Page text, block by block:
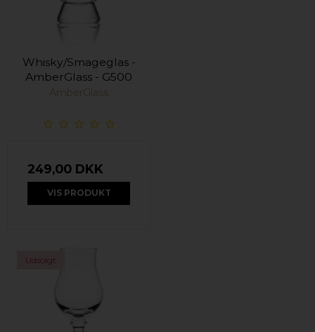
Whisky/Smageglas -
AmberGlass - G500
AmberGlass
249,00 DKK
VIS PRODUKT
Udsolgt